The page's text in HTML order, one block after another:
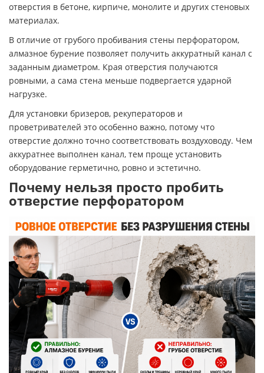
отверстия в бетоне, кирпиче, монолите и других стеновых
материалах.
В отличие от грубого пробивания стены перфоратором,
алмазное бурение позволяет получить аккуратный канал с
заданным диаметром. Края отверстия получаются
ровными, а сама стена меньше подвергается ударной
нагрузке.
Для установки бризеров, рекуператоров и
проветривателей это особенно важно, потому что
отверстие должно точно соответствовать воздуховоду. Чем
аккуратнее выполнен канал, тем проще установить
оборудование герметично, ровно и эстетично.
Почему нельзя просто пробить
отверстие перфоратором